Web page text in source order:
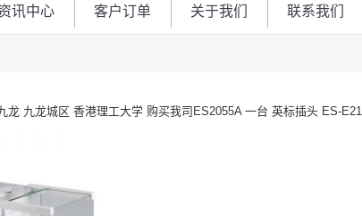
讯中心 客户订单 关于我们 联系我们
龙 九龙城区 香港理工大学 购买我司ES2055A 一台 英标插头 ES-